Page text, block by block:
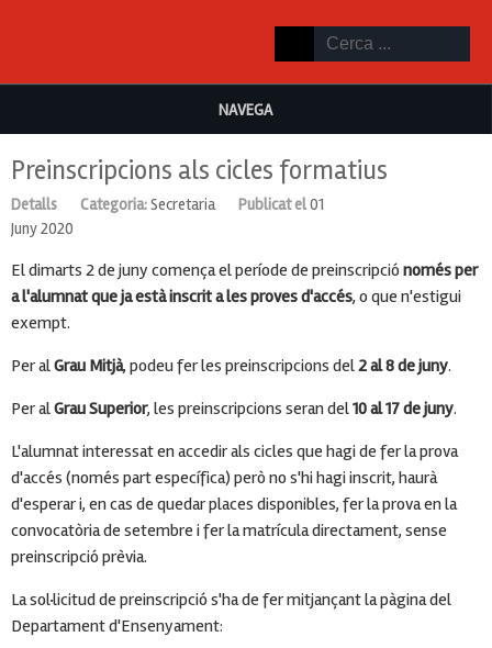
NAVEGA
Preinscripcions als cicles formatius
Detalls Categoria:Secretaria Publicat el01
Juny 2020
El dimarts 2 de juny comença el període de preinscripció només per
a l'alumnat que ja està inscrit a les proves d'accés, o que n'estigui
exempt.
Per alGrau Mitjà, podeu fer les preinscripcions del2 al 8 de juny.
Per alGrau Superior, les preinscripcions seran del10 al 17 de juny.
L'alumnat interessat en accedir als cicles que hagi de fer la prova
d'accés (només part específica) però no s'hi hagi inscrit, haurà
d'esperar i, en cas de quedar places disponibles, fer la prova en la
convocatòria de setembre i fer la matrícula directament, sense
preinscripció prèvia.
La sol·licitud de preinscripció s'ha de fer mitjançant la pàgina del
Departament d'Ensenyament: